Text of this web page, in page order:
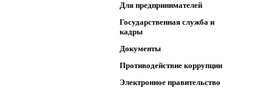
Для предпринимателей
Государственная служба и
кадры
Документы
Противодействие коррупции
Электронное правительство